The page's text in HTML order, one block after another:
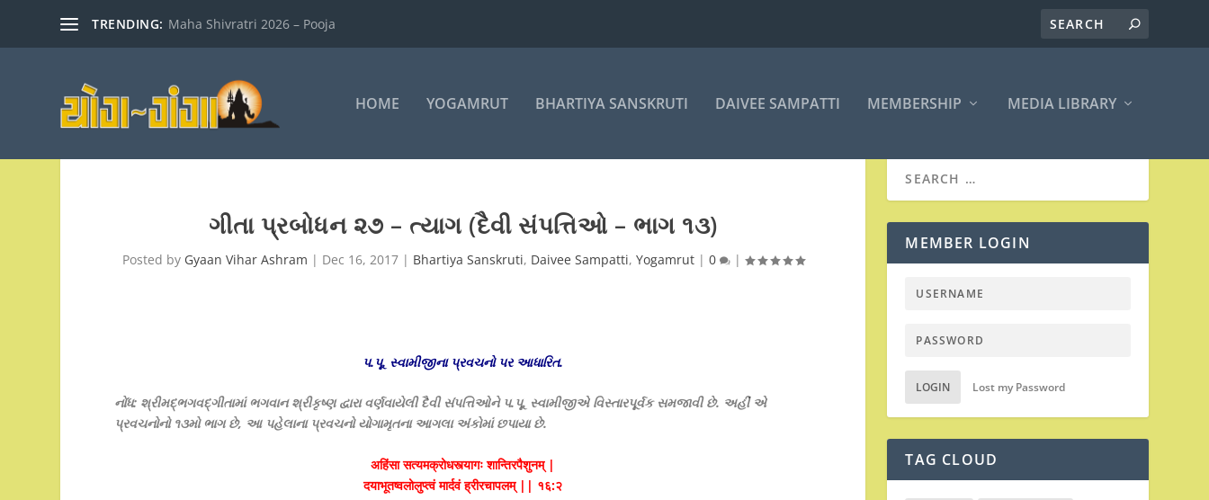
TRENDING: Maha Shivratri 2026 – Pooja
HOME YOGAMRUT BHARTIYA SANSKRUTI DAIVEE SAMPATTI MEMBERSHIP MEDIA LIBRARY
ગીતા પ્રબોધન ૨૭ – ત્યાગ (દૈવી સંપત્તિઓ – ભાગ ૧૩)
Posted by Gyaan Vihar Ashram | Dec 16, 2017| Bhartiya Sanskruti, Daivee Sampatti, Yogamrut| 0 |
પ.પૂ. સ્વામીજીના પ્રવચનો પર આધારિત.
નોંધ: શ્રીમદ્ભગવદ્ગીતામાં ભગવાન શ્રીકૃષ્ણ દ્વારા વર્ણવાયેલી દૈવી સંપત્તિઓને પ.પૂ. સ્વામીજીએ વિસ્તારપૂર્વક સમજાવી છે. અહીં એ
પ્રવચનોનો ૧૩મો ભાગ છે, આ પહેલાના પ્રવચનો યોગામૃતના આગલા અંકોમાં છપાયા છે.
अहिंसा सत्यमक्रोधस्त्यागः शान्तिरपैशनम् |
दयाभूतष्वलोलुप्त्वं मार्दवं ह्रीरचापलम् || १६:२
MEMBER LOGIN
LOGIN Lost my Password
TAG CLOUD